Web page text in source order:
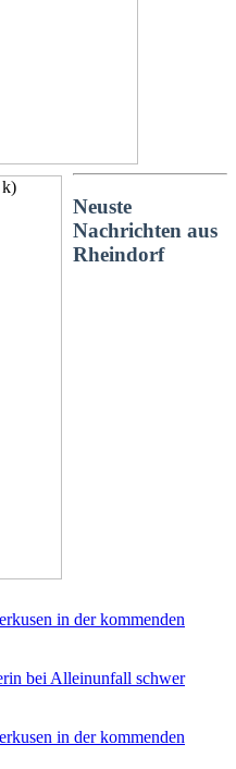
Neuste
Nachrichten aus
Rheindorf
in der kommenden
bei Alleinunfall schwer
in der kommenden